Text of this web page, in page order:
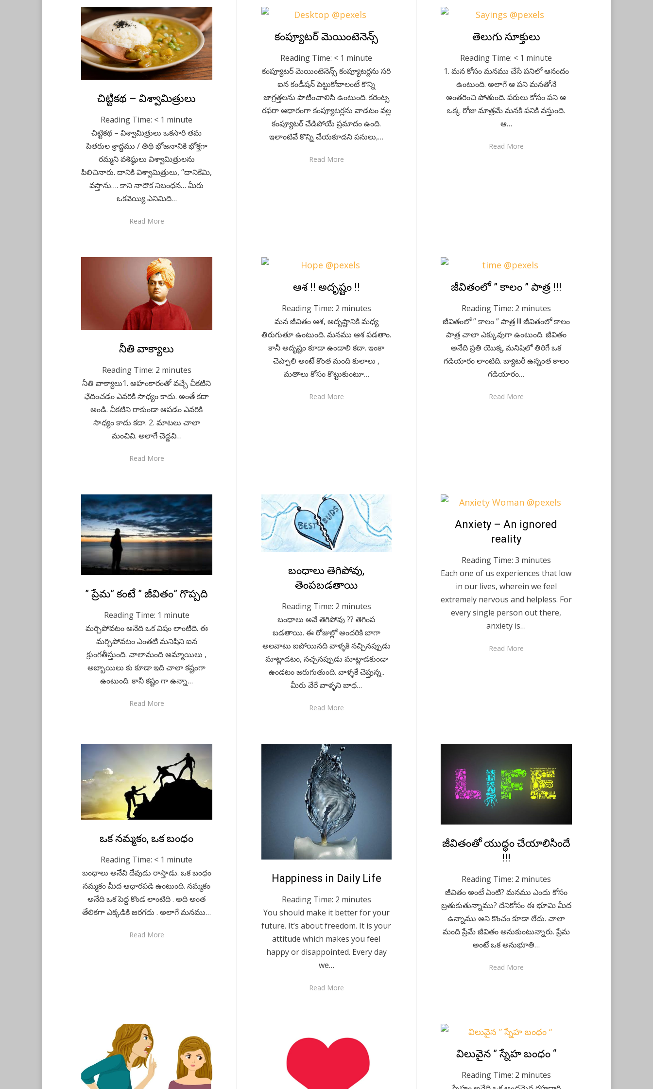
Posted
June 3, 2021
Kids Stories
చిట్టికథ – విశ్వామిత్రులు
Reading Time: < 1 minute
చిట్టికథ – విశ్వామిత్రులు ఒకసారి తమ
పితరుల శ్రాద్ధము / తిథి భోజనానికి భోక్తగా
రమ్మని వశిష్ఠులు విశ్వామిత్రులను
పిలిచినారు. దానికి విశ్వామిత్రులు, “దానికేమి,
వస్తాను…. కాని నాదొక నిబంధన… మీరు
ఒకవెయ్యి ఎనిమిది…
Read More
Posted
July 21, 2020
Telugu
కంప్యూటర్ మెయింటెనెన్స్
Reading Time: < 1 minute
కంప్యూటర్ మెయింటెనెన్స్ కంప్యూటర్లను సరి
ఐన కండీషన్ పెట్టుకోవాలంటే కొన్ని
జాగ్రత్తలను పాటించాలిసి ఉంటుంది. కరెంట్స
రఫరా ఆధారంగా కంప్యూటర్లను వాడటం వల్ల
కంప్యూటర్ చేడిపోయే ప్రమాదం ఉంది.
ఇలాంటివే కొన్ని చేయకూడని పనులు,…
Read More
Posted
July 16, 2020
Telugu
తెలుగు సూక్తులు
Reading Time: < 1 minute
1. మన కోసం మనము చేసే పనిలో ఆనందం
ఉంటుంది. అలాగే ఆ పని మనతోనే
అంతరించి పోతుంది. పరులు కోసం పని ఆ
ఒక్క రోజు మాత్రమే మనకి పనికి వస్తుంది.
ఆ…
Read More
Posted
July 14, 2020
Telugu
నీతి వాక్యాలు
Reading Time: 2 minutes
నీతి వాక్యాలు1. అహంకారంతో వచ్చే చీకటిని
ఛేదించడం ఎవరికి సాధ్యం కాదు. అంతే కదా
అండి. చీకటిని రాకుండా ఆపడం ఎవరికి
సాధ్యం కాదు కదా. 2. మాటలు చాలా
మంచివి. అలాగే చెడ్డవి…
Read More
Posted
on
July 10, 2020
Telugu
ఆశ !! అదృష్టం !!
Reading Time: 2 minutes
మన జీవితం ఆశ, అదృష్టానికి మధ్య
తిరుగుతూ ఉంటుంది. మనము ఆశ పడతాం.
కానీ అదృష్టం కూడా ఉండాలి కదా. ఇంకా
చెప్పాలి అంటే కొంత మంది కులాలు ,
మతాలు కోసం కొట్టుకుంటూ…
Read More
PostedJuly 2, 2020
Telugu
జీవితంలో ” కాలం ” పాత్ర !!!
Reading Time: 2 minutes
జీవితంలో ” కాలం ” పాత్ర !!! జీవితంలో కాలం
పాత్ర చాలా ఎక్కువుగా ఉంటుంది. జీవితం
అనేది ప్రతి యొక్క మనిషిలో తిరిగే ఒక
గడియారం లాంటిది. బ్యాటరీ ఉన్నంత కాలం
గడియారం…
Read More
Posted
May 18, 2020
Telugu
” ప్రేమ” కంటే ” జీవితం” గొప్పది
Reading Time: 1 minute
మర్చిపోవటం అనేది ఒక విషం లాంటిది. ఈ
మర్చిపోవటం ఎంతటి మనిషిని ఐన
క్రుంగతీస్తుంది. చాలామంది అమ్మాయిలు ,
అబ్బాయిలు కు కూడా ఇది చాలా కష్టంగా
ఉంటుంది. కానీ కష్టం గా ఉన్నా…
Read More
Posted
May 18, 2020
Telugu
బంధాలు తెగిపోవు,
తెంపబడతాయి
Reading Time: 2 minutes
బంధాలు అవే తెగిపోవు ?? తెగింప
బడతాయి. ఈ రోజుల్లో అందరికి బాగా
అలవాటు ఐపోయినది వాళ్ళకి నచ్చినప్పుడు
మాట్లాడటం, నచ్చనప్పుడు మాట్లాడకుండా
ఉండటం జరుగుతుంది. వాళ్ళకే చెప్తున్న..
మీరు వేరే వాళ్ళని బాధ…
Read More
Posted
May 17, 2020
English
Anxiety – An ignored
reality
Reading Time: 3 minutes
Each one of us experiences that low
in our lives, wherein we feel
extremely nervous and helpless. For
every single person out there,
anxiety is…
Read More
Posted
on
May 17, 2020
Telugu
ఒక నమ్మకం, ఒక బంధం
Reading Time: < 1 minute
బంధాలు అనేవి దేవుడు రాస్తాడు. ఒక బంధం
నమ్మకం మీద ఆధారపడి ఉంటుంది. నమ్మకం
అనేది ఒక పెద్ద కొండ లాంటిది . అది అంత
తేలికగా ఎక్కడికి జరగదు . అలాగే మనము…
Read More
PostedMay 16, 2020
English
Happiness in Daily Life
Reading Time: 2 minutes
You should make it better for your
future. It’s about freedom. It is your
attitude which makes you feel
happy or disappointed. Every day
we…
Read More
Posted
on
May 15, 2020
Telugu
జీవితంతో యుద్ధం చేయాలిసిందే
!!!
Reading Time: 2 minutes
జీవితం అంటే ఏంటి? మనము ఎందు కోసం
బ్రతుకుతున్నాము? దేనికోసం ఈ భూమి మీద
ఉన్నాము అని కొంచం కూడా లేదు. చాలా
మంది ప్రేమే జీవితం అనుకుంటున్నారు. ప్రేమ
అంటే ఒక అనుభూతి…
Read More
Posted
on
May 12, 2020
Telugu
విలువైన ” స్నేహ బంధం “
Reading Time: 2 minutes